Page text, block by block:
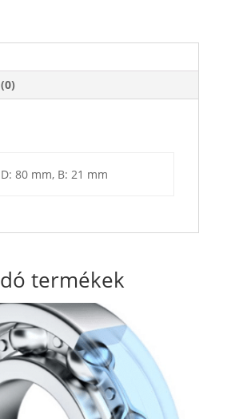
80 mm, B: 21 mm
termékek